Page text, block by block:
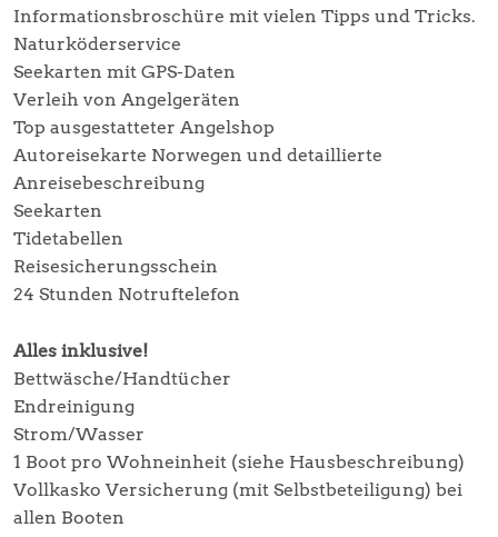
Informationsbroschüre mit vielen Tipps und Tricks.
Naturköderservice
Seekarten mit GPS-Daten
Verleih von Angelgeräten
Top ausgestatteter Angelshop
Autoreisekarte Norwegen und detaillierte
Anreisebeschreibung
Seekarten
Tidetabellen
Reisesicherungsschein
24 Stunden Notruftelefon
Alles inklusive!
Bettwäsche/Handtücher
Endreinigung
Strom/Wasser
1 Boot pro Wohneinheit (siehe Hausbeschreibung)
Vollkasko Versicherung (mit Selbstbeteiligung) bei
allen Booten